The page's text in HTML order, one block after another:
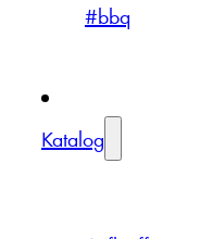
#bbq
Katalog